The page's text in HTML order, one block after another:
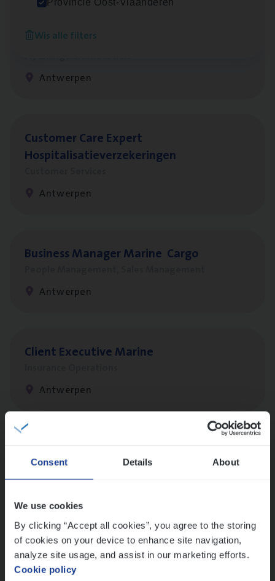
Consent Details About
We use cookies
By clicking “Accept all cookies”, you agree to the storing
of cookies on your device to enhance site navigation,
analyze site usage, and assist in our marketing efforts.
Cookie policy
Provincie Oost-Vlaanderen
Wis alle filters
Test Ana­lyst
Antwerpen
Cus­to­mer Care Expert
Hospitalisatieverzekeringen
Antwerpen
Busi­ness Mana­ger Mari­ne Cargo
Antwerpen
Client Exe­cu­ti­ve Marine
Antwerpen
Insurance Operations
Dos­sier­be­heer­der Onder­ne­min­gen Van­b­
re­da Huys­mans — Mechelen